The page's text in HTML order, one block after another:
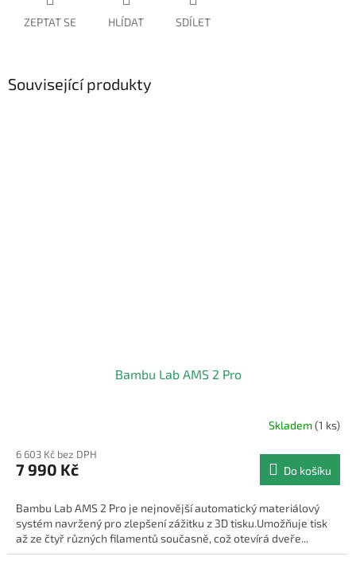
ZEPTAT SE HLÍDAT SDÍLET
Související produkty
Bambu Lab AMS 2 Pro
Skladem(1 ks)
6 603 Kč bez DPH
7 990 Kč Do košíku
Bambu Lab AMS 2 Pro je nejnovější automatický materiálový
systém navržený pro zlepšení zážitku z 3D tisku.Umožňuje tisk
až ze čtyř různých filamentů současně, což otevírá dveře...